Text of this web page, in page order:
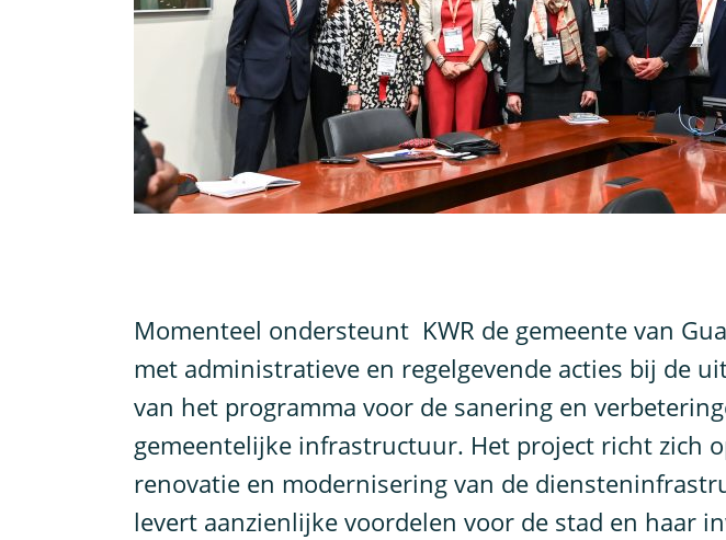
Momenteel ondersteunt KWR de gemeente van
met administratieve en regelgevende acties bij de
van het programma voor de sanering en
gemeentelijke infrastructuur. Het project richt zich
renovatie en modernisering van de
levert aanzienlijke voordelen voor de stad en haar